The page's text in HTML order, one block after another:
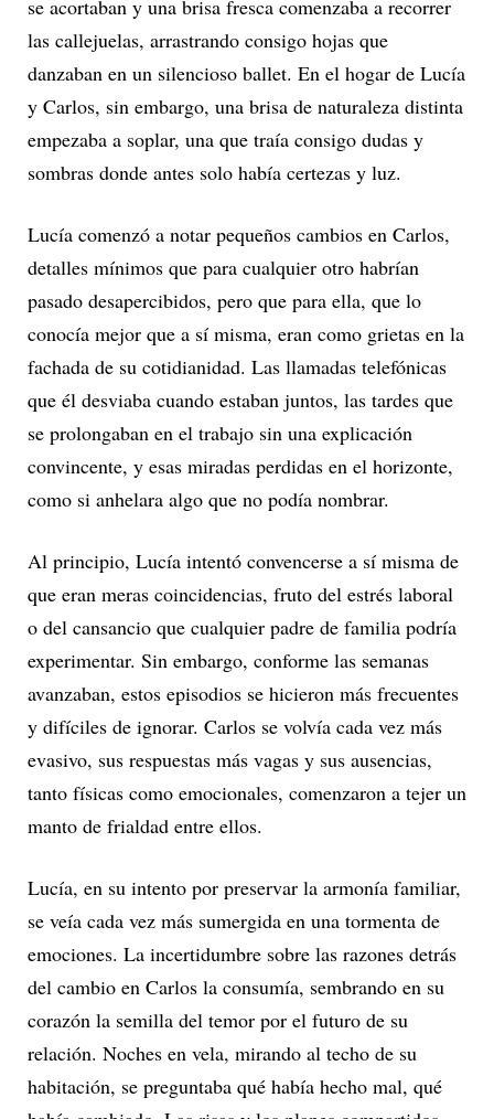
se acortaban y una brisa fresca comenzaba a recorrer
las callejuelas, arrastrando consigo hojas que
danzaban en un silencioso ballet. En el hogar de Lucía
y Carlos, sin embargo, una brisa de naturaleza distinta
empezaba a soplar, una que traía consigo dudas y
sombras donde antes solo había certezas y luz.
Lucía comenzó a notar pequeños cambios en Carlos,
detalles mínimos que para cualquier otro habrían
pasado desapercibidos, pero que para ella, que lo
conocía mejor que a sí misma, eran como grietas en la
fachada de su cotidianidad. Las llamadas telefónicas
que él desviaba cuando estaban juntos, las tardes que
se prolongaban en el trabajo sin una explicación
convincente, y esas miradas perdidas en el horizonte,
como si anhelara algo que no podía nombrar.
Al principio, Lucía intentó convencerse a sí misma de
que eran meras coincidencias, fruto del estrés laboral
o del cansancio que cualquier padre de familia podría
experimentar. Sin embargo, conforme las semanas
avanzaban, estos episodios se hicieron más frecuentes
y difíciles de ignorar. Carlos se volvía cada vez más
evasivo, sus respuestas más vagas y sus ausencias,
tanto físicas como emocionales, comenzaron a tejer un
manto de frialdad entre ellos.
Lucía, en su intento por preservar la armonía familiar,
se veía cada vez más sumergida en una tormenta de
emociones. La incertidumbre sobre las razones detrás
del cambio en Carlos la consumía, sembrando en su
corazón la semilla del temor por el futuro de su
relación. Noches en vela, mirando al techo de su
habitación, se preguntaba qué había hecho mal, qué